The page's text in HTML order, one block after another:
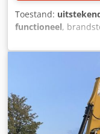
Toestand:
functioneel,
Uitrusting:
C1.7 *
niveau V *
(transportlengte:
– transporthoogte:
Extended Compact
hydrauliek